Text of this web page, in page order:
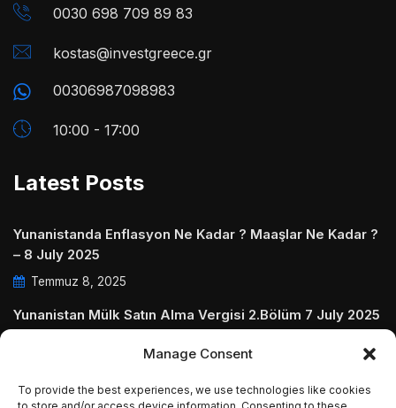
Manage Consent
To provide the best experiences, we use technologies like cookies
0030 698 709 89 83
kostas@investgreece.gr
00306987098983
10:00 - 17:00
Latest Posts
Yunanistanda Enflasyon Ne Kadar ? Maaşlar Ne Kadar ?
– 8 July 2025
Temmuz 8, 2025
Yunanistan Mülk Satın Alma Vergisi 2.Bölüm 7 July 2025
July 2025